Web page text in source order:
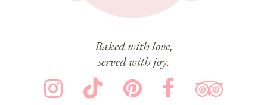
Baked with love,
served with joy.